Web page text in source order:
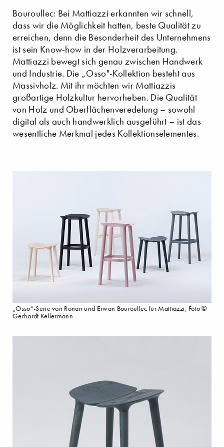
Bouroullec: Bei Mattiazzi erkannten wir schnell,
dass wir die Möglichkeit hatten, beste Qualität zu
erreichen, denn die Besonderheit des Unternehmens
ist sein Know-how in der Holzverarbeitung.
Mattiazzi bewegt sich genau zwischen Handwerk
und Industrie. Die „Osso"-Kollektion besteht aus
Massivholz. Mit ihr möchten wir Mattiazzis
großartige Holzkultur hervorheben. Die Qualität
von Holz und Oberflächenveredelung – sowohl
digital als auch handwerklich ausgeführt – ist das
wesentliche Merkmal jedes Kollektionselementes.
„Osso“-Serie von Ronan und Erwan Bouroullec für Mattiazzi, Foto ©
Gerhardt Kellermann